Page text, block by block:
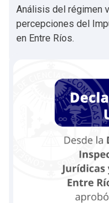
Análisis del régimen
percepciones del
en Entre Ríos.